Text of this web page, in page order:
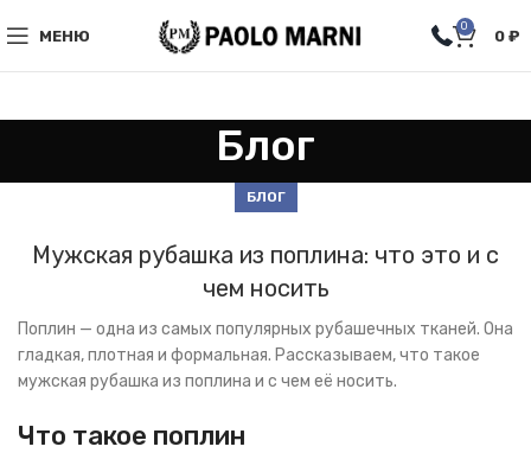
МЕНЮ
0
0 ₽
Блог
БЛОГ
Мужская рубашка из поплина: что это и с
чем носить
Поплин — одна из самых популярных рубашечных тканей. Она
гладкая, плотная и формальная. Рассказываем, что такое
мужская рубашка из поплина и с чем её носить.
Что такое поплин